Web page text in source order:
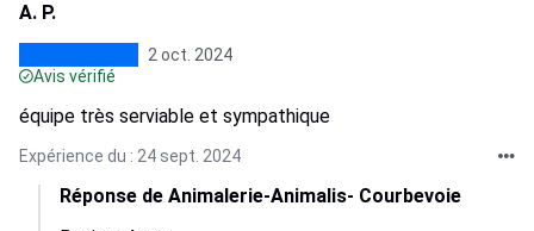
A. P.
2 oct. 2024
Avis vérifié
équipe très serviable et sympathique
Expérience du : 24 sept. 2024
Réponse de Animalerie-Animalis- Courbevoie